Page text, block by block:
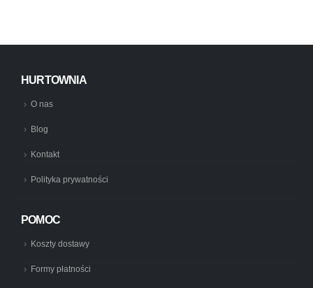
HURTOWNIA
O nas
Blog
Kontakt
Polityka prywatności
POMOC
Koszty dostawy
Formy płatności